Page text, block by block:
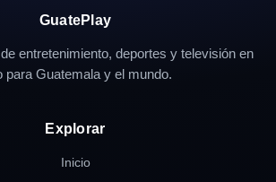
GuatePlay
entretenimiento, deportes y televisión en
para Guatemala y el mundo.
Explorar
Inicio